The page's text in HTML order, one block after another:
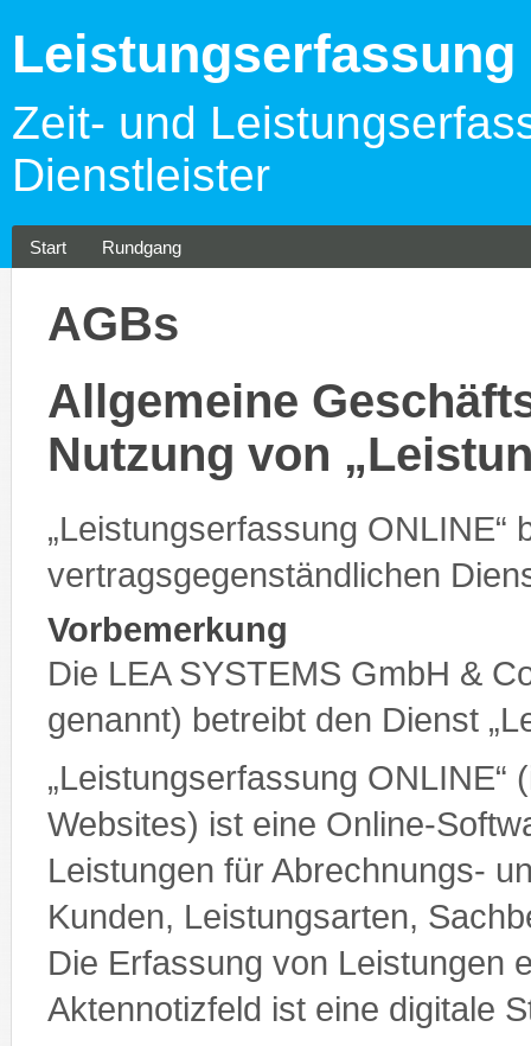
Leistungserfassung
Zeit- und
Dienstleister
Start Rundgang
AGBs
Allgemeine
Nutzung von
„Leistungserfassung ONLINE“
vertragsgegenständlichen
Vorbemerkung
Die LEA SYSTEMS GmbH &
genannt) betreibt den Dienst
„Leistungserfassung
Websites) ist eine Online-
Leistungen für Abrechnungs-
Kunden, Leistungsarten,
Die Erfassung von Leistungen
Aktennotizfeld ist eine digitale